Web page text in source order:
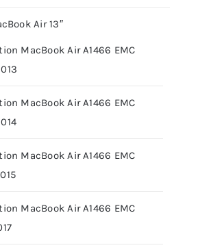
Air 13″
MacBook Air A1466 EMC
MacBook Air A1466 EMC
MacBook Air A1466 EMC
MacBook Air A1466 EMC